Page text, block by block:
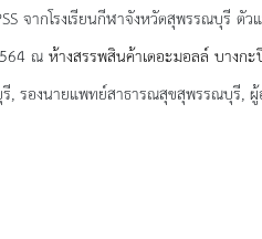
จากโรงเรียนกีฬาจังหวัดสุพรรณบุรี ตัว
ณห้างสรรพสินค้าเดอะมอลล์ บางก
, รองนายแพทย์สาธารณสุขสุพรรณบุรี,